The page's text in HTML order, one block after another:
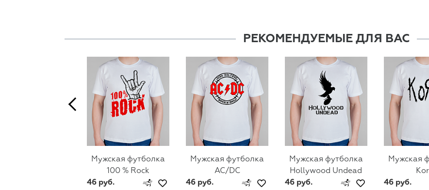
РЕКОМЕНДУЕМЫЕ ДЛЯ ВАС
Мужская футболка
100 % Rock
46 руб.
Мужская футболка
AC/DC
46 руб.
Мужская футболка
Hollywood Undead
46 руб.
Мужская
46 руб.